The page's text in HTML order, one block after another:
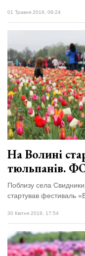
01 Травня 2019, 09:24
На Волині
тюльпанів.
Поблизу села
стартував фестиваль
30 Квітня 2019, 17:54